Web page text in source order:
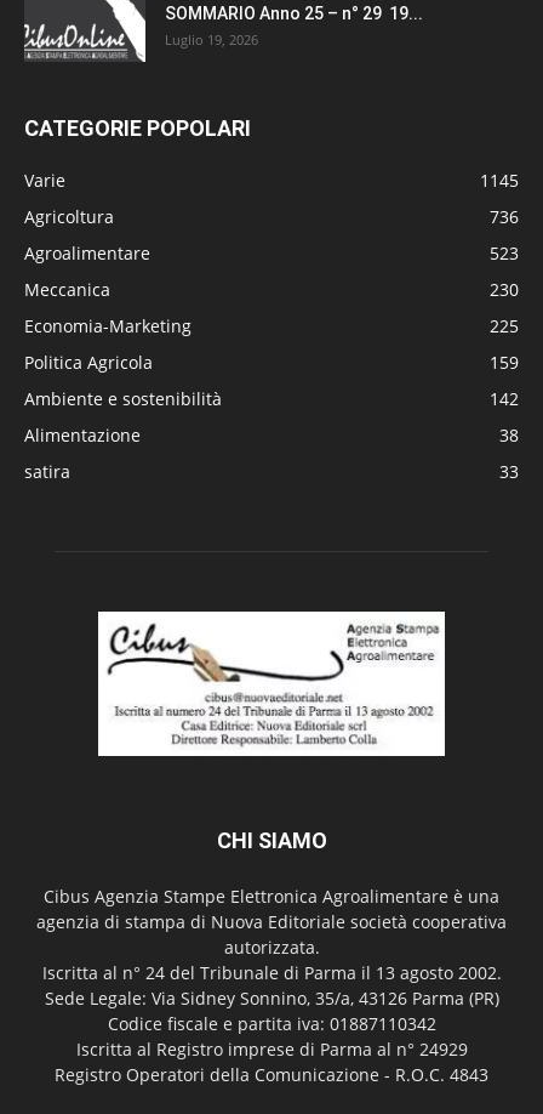
SOMMARIO Anno 25 – n° 29 19...
Luglio 19, 2026
CATEGORIE POPOLARI
Varie
1145
Agricoltura
736
Agroalimentare
523
Meccanica
230
Economia-Marketing
225
Politica Agricola
159
Ambiente e sostenibilità
142
Alimentazione
38
satira
33
CHI SIAMO
Cibus Agenzia Stampe Elettronica Agroalimentare è una
agenzia di stampa di Nuova Editoriale società cooperativa
autorizzata.
Iscritta al n° 24 del Tribunale di Parma il 13 agosto 2002.
Sede Legale: Via Sidney Sonnino, 35/a, 43126 Parma (PR)
Codice fiscale e partita iva: 01887110342
Iscritta al Registro imprese di Parma al n° 24929
Registro Operatori della Comunicazione - R.O.C. 4843